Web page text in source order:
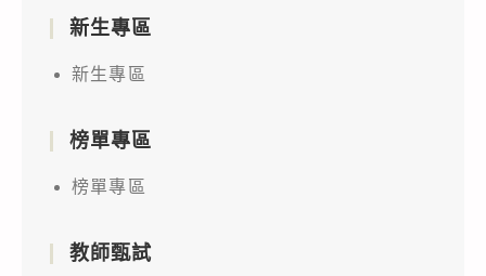
新生專區
新生專區
榜單專區
榜單專區
教師甄試